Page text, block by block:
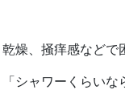
乾燥、掻痒感などで
「シャワーくらい